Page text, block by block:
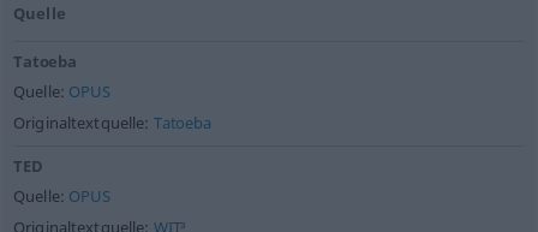
Quelle
Tatoeba
Quelle: OPUS
Originaltextquelle: Tatoeba
TED
Quelle: OPUS
Originaltextquelle: WIT³